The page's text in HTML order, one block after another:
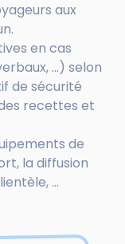
aux
en cas
...) selon
de sécurité
recettes et
de
la diffusion
...